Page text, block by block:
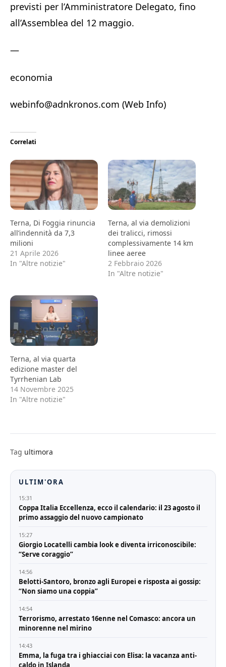
previsti per l’Amministratore Delegato, fino
all’Assemblea del 12 maggio.
—
economia
webinfo@adnkronos.com (Web Info)
Correlati
Terna, Di Foggia rinuncia
all’indennità da 7,3
milioni
21 Aprile 2026
In "Altre notizie"
Terna, al via demolizioni
dei tralicci, rimossi
complessivamente 14 km
linee aeree
2 Febbraio 2026
In "Altre notizie"
Terna, al via quarta
edizione master del
Tyrrhenian Lab
14 Novembre 2025
In "Altre notizie"
Tag ultimora
ULTIM'ORA
15:31
Coppa Italia Eccellenza, ecco il calendario: il 23 agosto il
primo assaggio del nuovo campionato
15:27
Giorgio Locatelli cambia look e diventa irriconoscibile:
“Serve coraggio”
14:56
Belotti-Santoro, bronzo agli Europei e risposta ai gossip:
“Non siamo una coppia”
14:54
Terrorismo, arrestato 16enne nel Comasco: ancora un
minorenne nel mirino
14:43
Emma, la fuga tra i ghiacciai con Elisa: la vacanza anti-
caldo in Islanda